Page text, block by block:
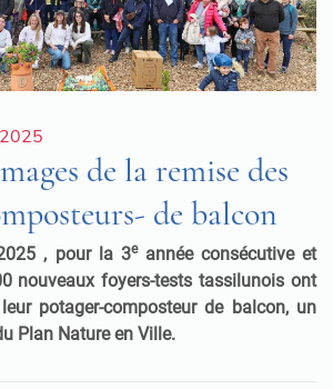
de la remise des
de balcon
, pour la 3eannée consécutive et
nouveaux foyers-tests tassilunois ont
potager-composteur de balcon, un
Plan Nature en Ville.